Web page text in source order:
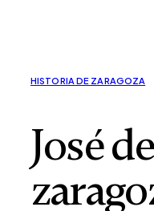
HISTORIA DE ZARAGOZA
José